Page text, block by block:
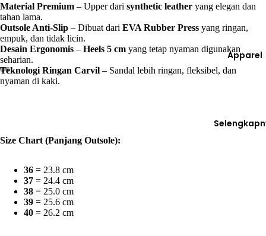
Apparel
Material Premium – Upper dari synthetic leather yang elegan dan
tahan lama.
Outsole Anti-Slip – Dibuat dari EVA Rubber Press yang ringan,
empuk, dan tidak licin.
Desain Ergonomis – Heels 5 cm yang tetap nyaman digunakan
seharian.
Teknologi Ringan Carvil – Sandal lebih ringan, fleksibel, dan
nyaman di kaki.
Size Chart (Panjang Outsole):
36 = 23.8 cm
37 = 24.4 cm
38 = 25.0 cm
39 = 25.6 cm
40 = 26.2 cm